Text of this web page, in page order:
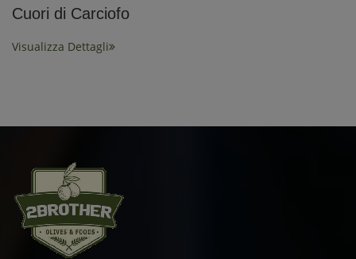
Cuori di Carciofo
Visualizza Dettagli